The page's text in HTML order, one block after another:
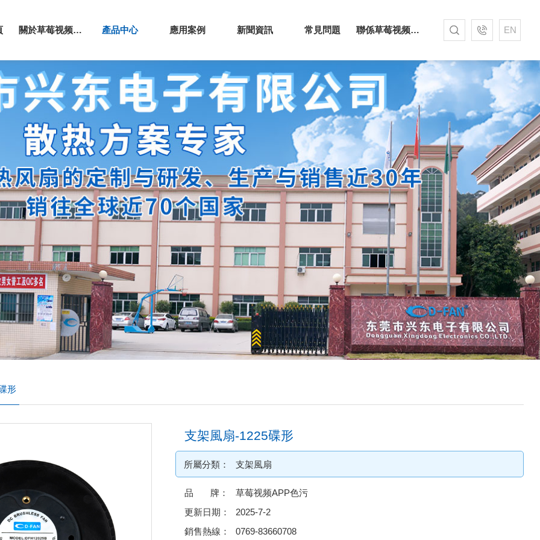
關於草莓视频APP色污 產品中心 應用案例 新聞資訊 常見問題 聯係草莓视频APP色污 EN
形
支架風扇-1225碟形
所屬分類： 支架風扇
品 牌：
草莓视频APP色污
更新日期：
2025-7-2
銷售熱線：
0769-83660708